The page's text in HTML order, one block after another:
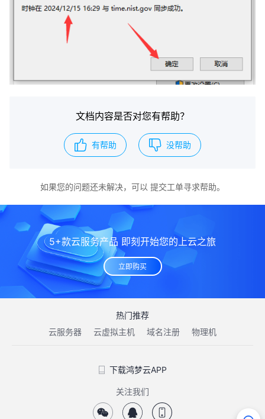
文档内容是否对您有帮助？
有帮助 没帮助
如果您的问题还未解决，可以 提交工单寻求帮助。
5+款云服务产品 即刻开始您的上云之旅
立即购买
热门推荐
云服务器
云虚拟主机 域名注册 物理机
下载鸿梦云APP
关注我们